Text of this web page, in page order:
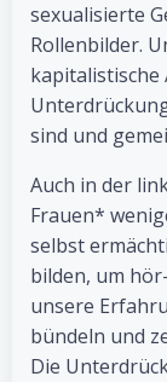
sexualisierte
Rollenbilder.
sind und
Auch in der
Frauen*
selbst
bilden, um
unsere
bündeln und
Die